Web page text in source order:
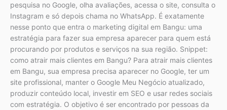
pesquisa no Google, olha avaliações, acessa o site, consulta o
Instagram e só depois chama no WhatsApp. É exatamente
nesse ponto que entra o marketing digital em Bangu: uma
estratégia para fazer sua empresa aparecer para quem está
procurando por produtos e serviços na sua região. Snippet:
como atrair mais clientes em Bangu? Para atrair mais clientes
em Bangu, sua empresa precisa aparecer no Google, ter um
site profissional, manter o Google Meu Negócio atualizado,
produzir conteúdo local, investir em SEO e usar redes sociais
com estratégia. O objetivo é ser encontrado por pessoas da